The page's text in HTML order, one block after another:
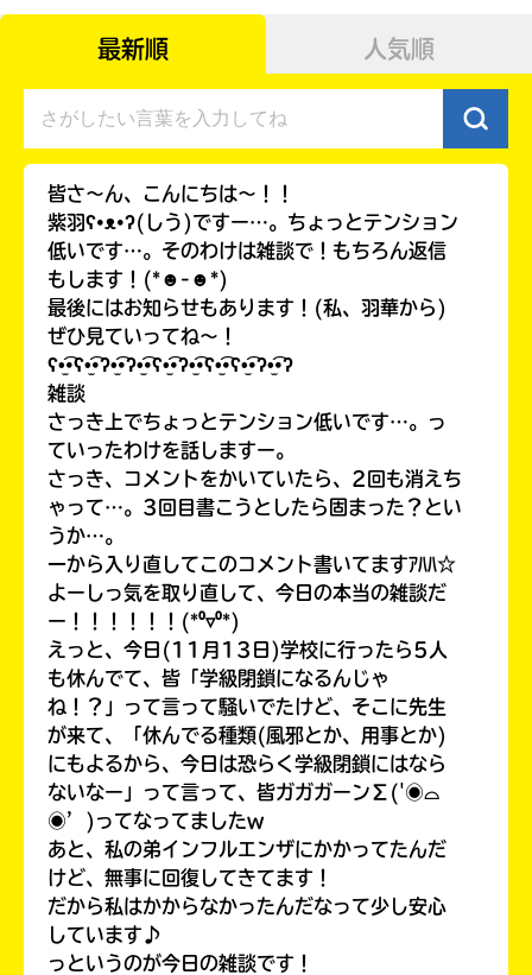
大人気
シリーズに
出会える
いろんな動画が
見られる
最新順 人気順
皆さ〜ん、こんにちは〜！！
紫羽ʕ•ᴥ•ʔ(しう)ですー…。ちょっとテンション
低いです…。そのわけは雑談で！もちろん返信
もします！(*☻-☻*)
最後にはお知らせもあります！(私、羽華から)
ぜひ見ていってね〜！
ʕ•̫͡•ʕ•̫͡•ʔ•̫͡•ʔ•̫͡•ʕ•̫͡•ʔ•̫͡•ʕ•̫͡•ʕ•̫͡•ʔ•̫͡•ʔ
雑談
さっき上でちょっとテンション低いです…。っ
ていったわけを話しますー。
さっき、コメントをかいていたら、2回も消えち
ゃって…。3回目書こうとしたら固まった？とい
うか…。
一から入り直してこのコメント書いてますｱﾊﾊ☆
よーしっ気を取り直して、今日の本当の雑談だ
ー！！！！！！(*⁰▿⁰*)
えっと、今日(11月13日)学校に行ったら5人
も休んでて、皆「学級閉鎖になるんじゃ
ね！？」って言って騒いでたけど、そこに先生
が来て、「休んでる種類(風邪とか、用事とか)
にもよるから、今日は恐らく学級閉鎖にはなら
ないなー」って言って、皆ガガガーンΣ('◉⌓
◉’)ってなってましたw
あと、私の弟インフルエンザにかかってたんだ
けど、無事に回復してきてます！
だから私はかからなかったんだなって少し安心
しています♪
っというのが今日の雑談です！